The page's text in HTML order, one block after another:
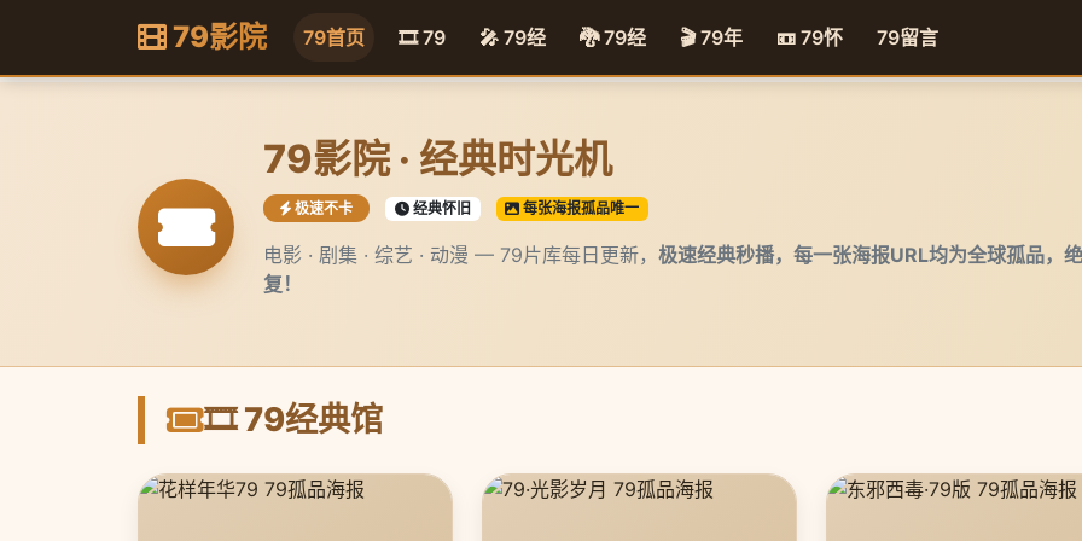
79影院 79首页 🎞️ 79 🎤 79经 🐉 79经 🎬 79年 📼 79怀 79留言
79影院 · 经典时光机
极速不卡 经典怀旧 每张海报孤品唯一
电影 · 剧集 · 综艺 · 动漫 — 79片库每日更新， 极速经典秒播，每一张海报URL均为全球孤品，
复！
🎞️ 79经典馆